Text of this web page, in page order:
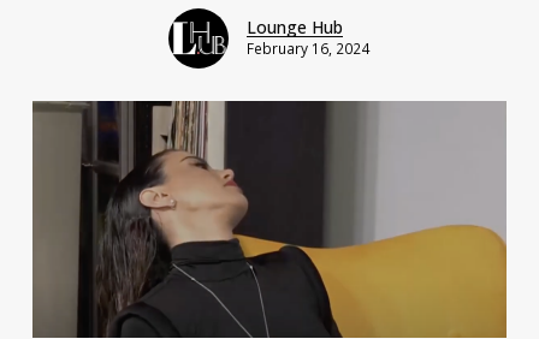
Lounge Hub
February 16, 2024